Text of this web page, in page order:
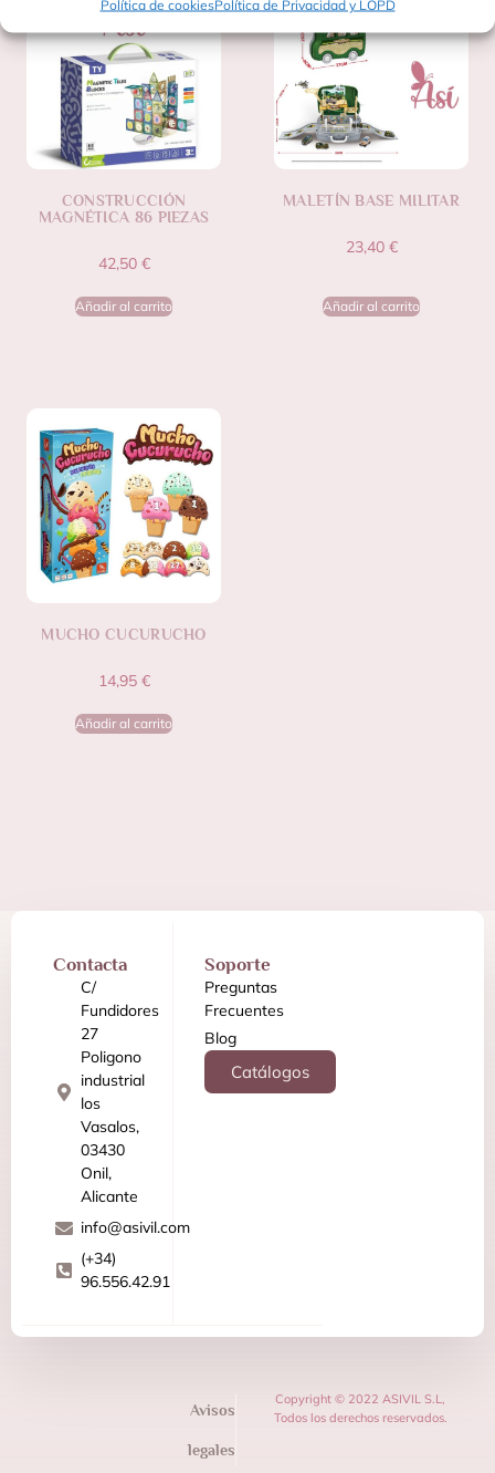
Política de cookiesPolítica de Privacidad y LOPD
CONSTRUCCIÓN
MAGNÉTICA 86 PIEZAS
42,50 €
Añadir al carrito
MALETÍN BASE MILITAR
23,40 €
Añadir al carrito
MUCHO CUCURUCHO
14,95 €
Añadir al carrito
Contacta
C/
Fundidores
27
Poligono
industrial
los
Vasalos,
03430
Onil,
Alicante
info@asivil.com
(+34)
96.556.42.91
Soporte
Preguntas
Frecuentes
Blog
Catálogos
Avisos
legales
Copyright © 2022 ASIVIL S.L,
Todos los derechos reservados.